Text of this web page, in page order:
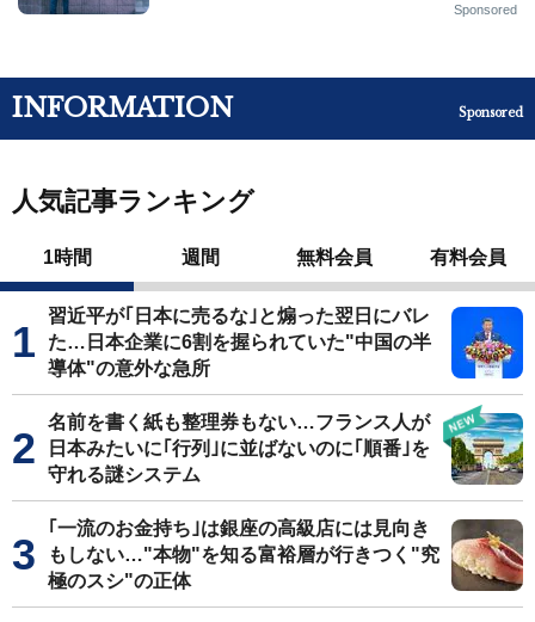
Sponsored
INFORMATION Sponsored
人気記事ランキング
1時間 週間 無料会員 有料会員
習近平が｢日本に売るな｣と煽った翌日にバレ
た…日本企業に6割を握られていた"中国の半
導体"の意外な急所
名前を書く紙も整理券もない…フランス人が
日本みたいに｢行列｣に並ばないのに｢順番｣を
守れる謎システム
｢一流のお金持ち｣は銀座の高級店には見向き
もしない…"本物"を知る富裕層が行きつく"究
極のスシ"の正体